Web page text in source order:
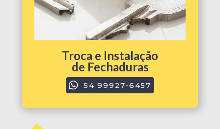
Troca e Instalação
de Fechaduras
54 99927-6457